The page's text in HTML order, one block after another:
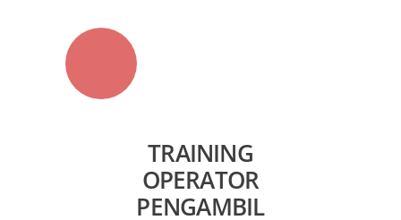
TRAINING
OPERATOR
PENGAMBIL